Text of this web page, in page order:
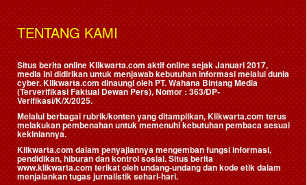
TENTANG KAMI
Situs berita online Klikwarta.com aktif online sejak Januari 2017,
media ini didirikan untuk menjawab kebutuhan informasi melalui dunia
cyber. Klikwarta.com dinaungi oleh PT. Wahana Bintang Media
(Terverifikasi Faktual Dewan Pers), Nomor : 363/DP-
Verifikasi/K/X/2025.
Melalui berbagai rubrik/konten yang ditampilkan, Klikwarta.com terus
melakukan pembenahan untuk memenuhi kebutuhan pembaca sesuai
kekiniannya.
Klikwarta.com dalam penyajiannya mengemban fungsi informasi,
pendidikan, hiburan dan kontrol sosial. Situs berita
www.klikwarta.com terikat oleh undang-undang dan kode etik dalam
menjalankan tugas jurnalistik sehari-hari.